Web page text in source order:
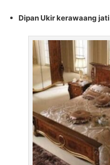
Dipan Ukir kerawaang jati